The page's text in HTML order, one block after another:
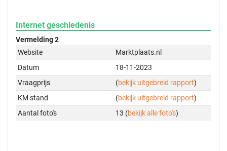
Internet geschiedenis
Vermelding 2
Website
Marktplaats.nl
Datum
18-11-2023
Vraagprijs
(bekijk uitgebreid rapport)
KM stand
(bekijk uitgebreid rapport)
Aantal foto's
13 (bekijk alle foto's)